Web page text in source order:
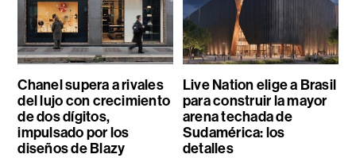
Chanel supera a rivales
del lujo con crecimiento
de dos dígitos,
impulsado por los
diseños de Blazy
Live Nation elige a Brasil
para construir la mayor
arena techada de
Sudamérica: los
detalles